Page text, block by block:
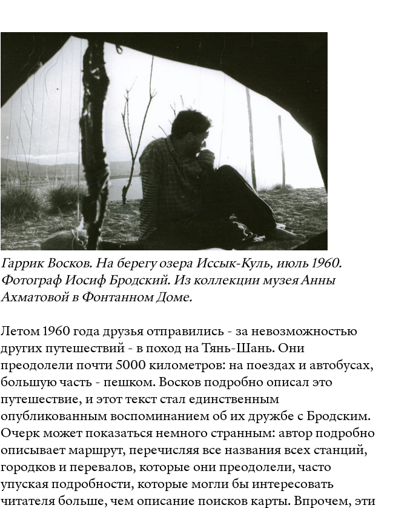
Гаррик Восков. На берегу озера Иссык-Куль, июль 1960.
Фотограф Иосиф Бродский. Из коллекции музея Анны
Ахматовой в Фонтанном Доме.
Летом 1960 года друзья отправились - за невозможностью
других путешествий - в поход на Тянь-Шань. Они
преодолели почти 5000 километров: на поездах и автобусах,
большую часть - пешком. Восков подробно описал это
путешествие, и этот текст стал единственным
опубликованным воспоминанием об их дружбе с Бродским.
Очерк может показаться немного странным: автор подробно
описывает маршрут, перечисляя все названия всех станций,
городков и перевалов, которые они преодолели, часто
упуская подробности, которые могли бы интересовать
читателя больше, чем описание поисков карты. Впрочем, эти